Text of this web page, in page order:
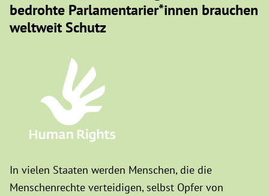
bedrohte Parlamentarier*innen brauchen
weltweit Schutz
In vielen Staaten werden Menschen, die die
Menschenrechte verteidigen, selbst Opfer von